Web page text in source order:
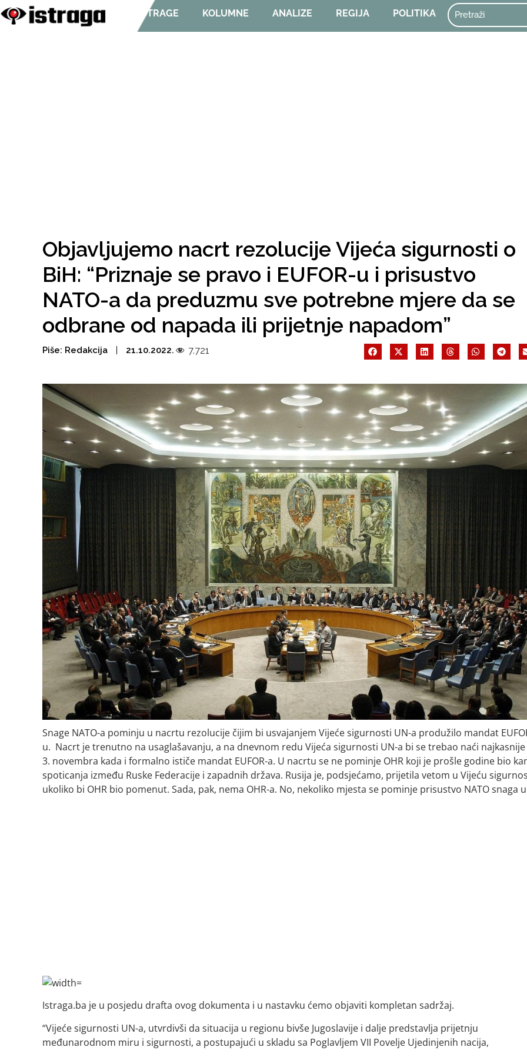
ISTRAGE KOLUMNE ANALIZE REGIJA POLITIKA
Objavljujemo nacrt rezolucije Vijeća sigurnosti o
BiH: “Priznaje se pravo i EUFOR-u i prisustvo
NATO-a da preduzmu sve potrebne mjere da se
odbrane od napada ili prijetnje napadom”
Piše: Redakcija 21.10.2022. 7.721
Snage NATO-a pominju u nacrtu rezolucije čijim bi usvajanjem Vijeće sigurnosti UN-a produžilo mandat
u. Nacrt je trenutno na usaglašavanju, a na dnevnom redu Vijeća sigurnosti UN-a bi se trebao naći
3. novembra kada i formalno ističe mandat EUFOR-a. U nacrtu se ne pominje OHR koji je prošle godine bio
spoticanja između Ruske Federacije i zapadnih država. Rusija je, podsjećamo, prijetila vetom u Vijeću
ukoliko bi OHR bio pomenut. Sada, pak, nema OHR-a. No, nekoliko mjesta se pominje prisustvo NATO snaga
Istraga.ba je u posjedu drafta ovog dokumenta i u nastavku ćemo objaviti kompletan sadržaj.
“Vijeće sigurnosti UN-a, utvrdivši da situacija u regionu bivše Jugoslavije i dalje predstavlja prijetnju
međunarodnom miru i sigurnosti, a postupajući u skladu sa Poglavljem VII Povelje Ujedinjenih nacija,